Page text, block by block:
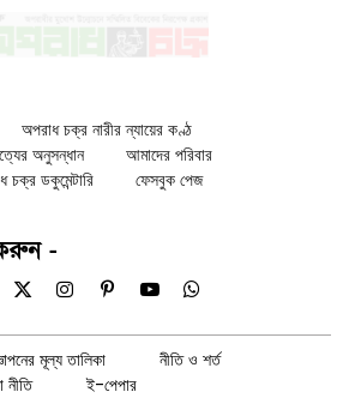
অপরাধ চক্র নারীর ন্যায়ের কণ্ঠ
অনুসন্ধান
আমাদের পরিবার
চক্র ডকুমেন্টারি
ফেসবুক পেজ
-
X
InstagramPinterestYouTubeWhatsApp
মূল্য তালিকা
নীতি ও শর্ত
নীতি ই-পেপার